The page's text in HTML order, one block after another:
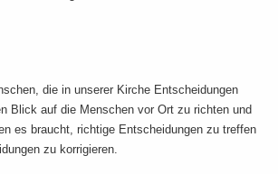
die in unserer Kirche Entscheidungen
Blick auf die Menschen vor Ort zu richten und
es braucht, richtige Entscheidungen zu treffen
zu korrigieren.